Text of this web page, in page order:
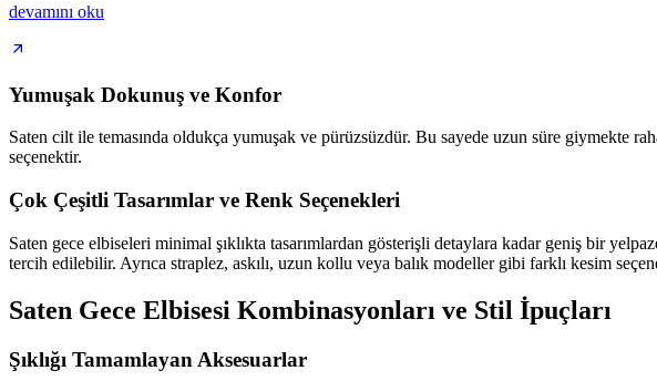
devamını oku
Yumuşak Dokunuş ve Konfor
Saten cilt ile temasında oldukça yumuşak ve pürüzsüzdür. Bu sayede uzun süre giymekte
seçenektir.
Çok Çeşitli Tasarımlar ve Renk Seçenekleri
Saten gece elbiseleri minimal şıklıkta tasarımlardan gösterişli detaylara kadar geniş bir
tercih edilebilir. Ayrıca straplez, askılı, uzun kollu veya balık modeller gibi farklı kesim
Saten Gece Elbisesi Kombinasyonları ve Stil İpuçları
Şıklığı Tamamlayan Aksesuarlar